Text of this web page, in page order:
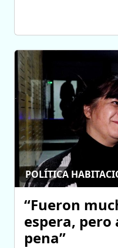
POLÍTICA
“Fueron
espera,
pena”